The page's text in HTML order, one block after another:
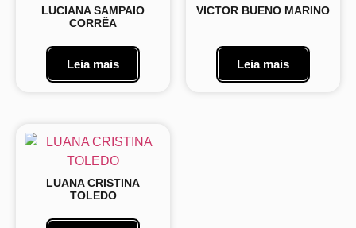
LUCIANA SAMPAIO
CORRÊA
Leia mais
VICTOR BUENO MARINO
Leia mais
LUANA CRISTINA
TOLEDO